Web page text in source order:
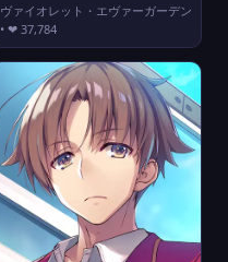
ヴァイオレット・エヴァーガーデン
• ❤ 37,784